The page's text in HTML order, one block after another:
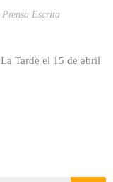
Escrita
Tarde el 15 de abril